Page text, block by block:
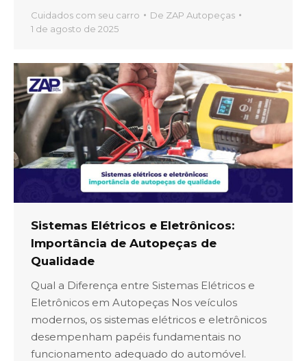
Cuidados com seu carro De ZAP Autopeças
1 de agosto de 2025
Sistemas Elétricos e Eletrônicos:
Importância de Autopeças de
Qualidade
Qual a Diferença entre Sistemas Elétricos e
Eletrônicos em Autopeças Nos veículos
modernos, os sistemas elétricos e eletrônicos
desempenham papéis fundamentais no
funcionamento adequado do automóvel.